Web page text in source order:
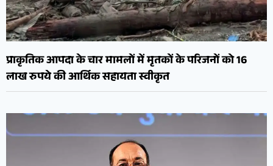
प्राकृतिक आपदा के चार मामलों में मृतकों के परिजनों को 16
लाख रुपये की आर्थिक सहायता स्वीकृत